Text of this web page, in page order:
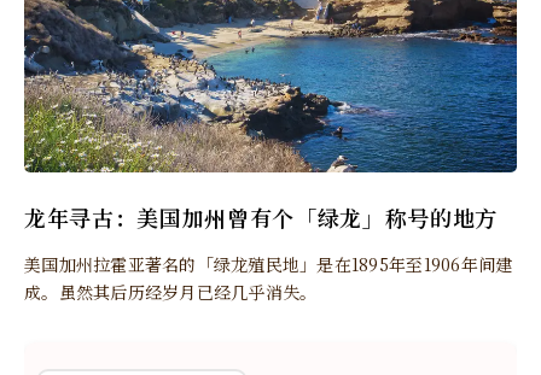
龙年寻古：美国加州曾有个「绿龙」称号的地方
美国加州拉霍亚著名的「绿龙殖民地」是在1895年至1906年间建
成。虽然其后历经岁月已经几乎消失。